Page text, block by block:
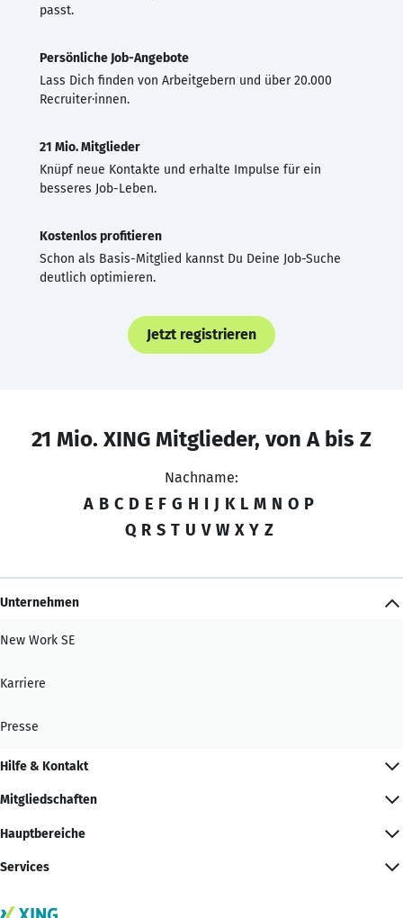
passt.
Persönliche Job-Angebote
Lass Dich finden von Arbeitgebern und über 20.000
Recruiter·innen.
21 Mio. Mitglieder
Knüpf neue Kontakte und erhalte Impulse für ein
besseres Job-Leben.
Kostenlos profitieren
Schon als Basis-Mitglied kannst Du Deine Job-Suche
deutlich optimieren.
Jetzt registrieren
21 Mio. XING Mitglieder, von A bis Z
Nachname:
A B C D E F G H I J K L M N O P
Q R S T U V W X Y Z
Unternehmen
New Work SE
Karriere
Presse
Hilfe & Kontakt
Mitgliedschaften
Hauptbereiche
Services